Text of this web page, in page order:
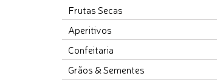
Frutas Secas
Aperitivos
Confeitaria
Grãos & Sementes